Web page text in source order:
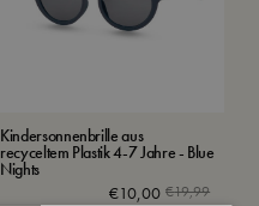
Kindersonnenbrille aus
recyceltem Plastik 4-7 Jahre - Blue
Nights
€19,99
€10,00